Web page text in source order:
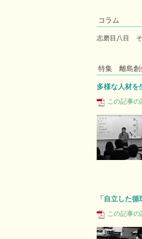
コラム
志磨目八目
特集 離島創
多様な人材を
この記事の
「自立した
この記事の